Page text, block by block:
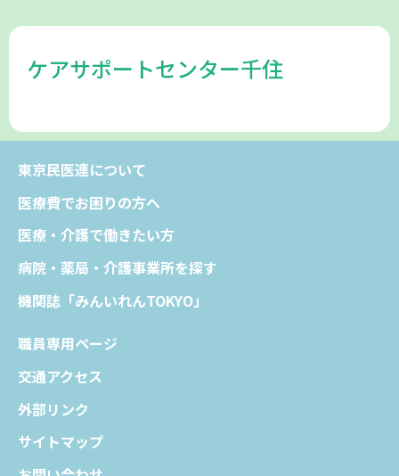
ケアサポートセンター千住
東京民医連について
医療費でお困りの方へ
医療・介護で働きたい方
病院・薬局・介護事業所を探す
機関誌「みんいれんTOKYO」
職員専用ページ
交通アクセス
外部リンク
サイトマップ